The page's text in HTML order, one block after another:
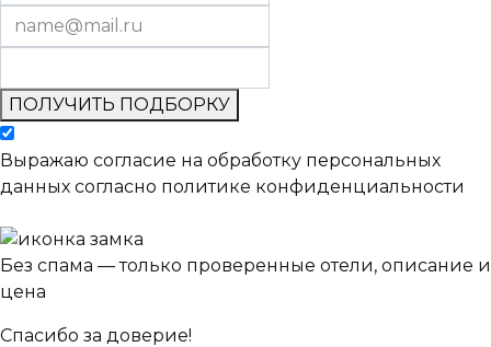
ПОЛУЧИТЬ ПОДБОРКУ
Выражаю согласие на обработку персональных
данных согласно политике конфиденциальности
Без спама — только проверенные отели, описание и
цена
Спасибо за доверие!